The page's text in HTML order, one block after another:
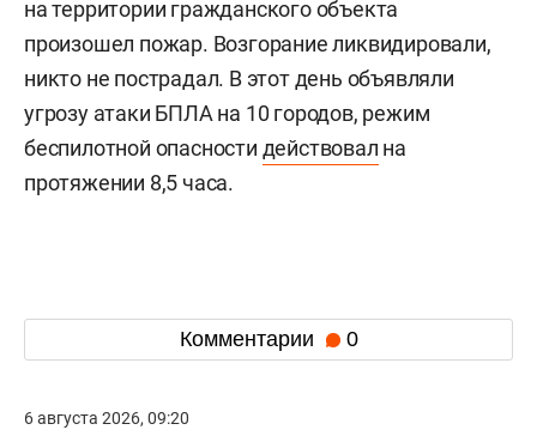
на территории гражданского объекта
произошел пожар. Возгорание ликвидировали,
никто не пострадал. В этот день объявляли
угрозу атаки БПЛА на 10 городов, режим
беспилотной опасности действовал на
протяжении 8,5 часа.
Комментарии 0
6 августа 2026, 09:20